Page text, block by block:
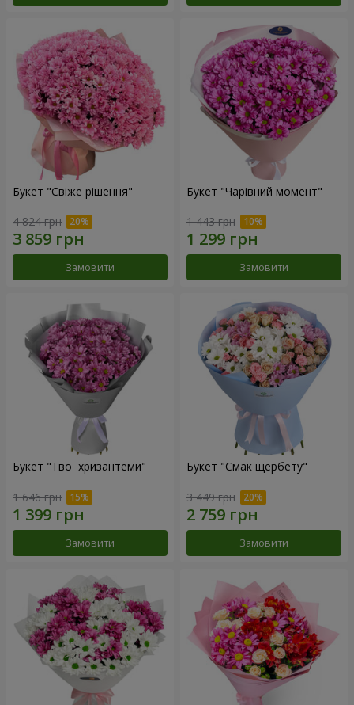
Букет "Свіже рішення"
4 824 грн
Замовити
Букет "Чарівний момент"
1 443 грн
Замовити
Букет "Твої хризантеми"
1 646 грн
Замовити
Букет "Смак щербету"
3 449 грн
Замовити